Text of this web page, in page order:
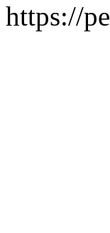
https://